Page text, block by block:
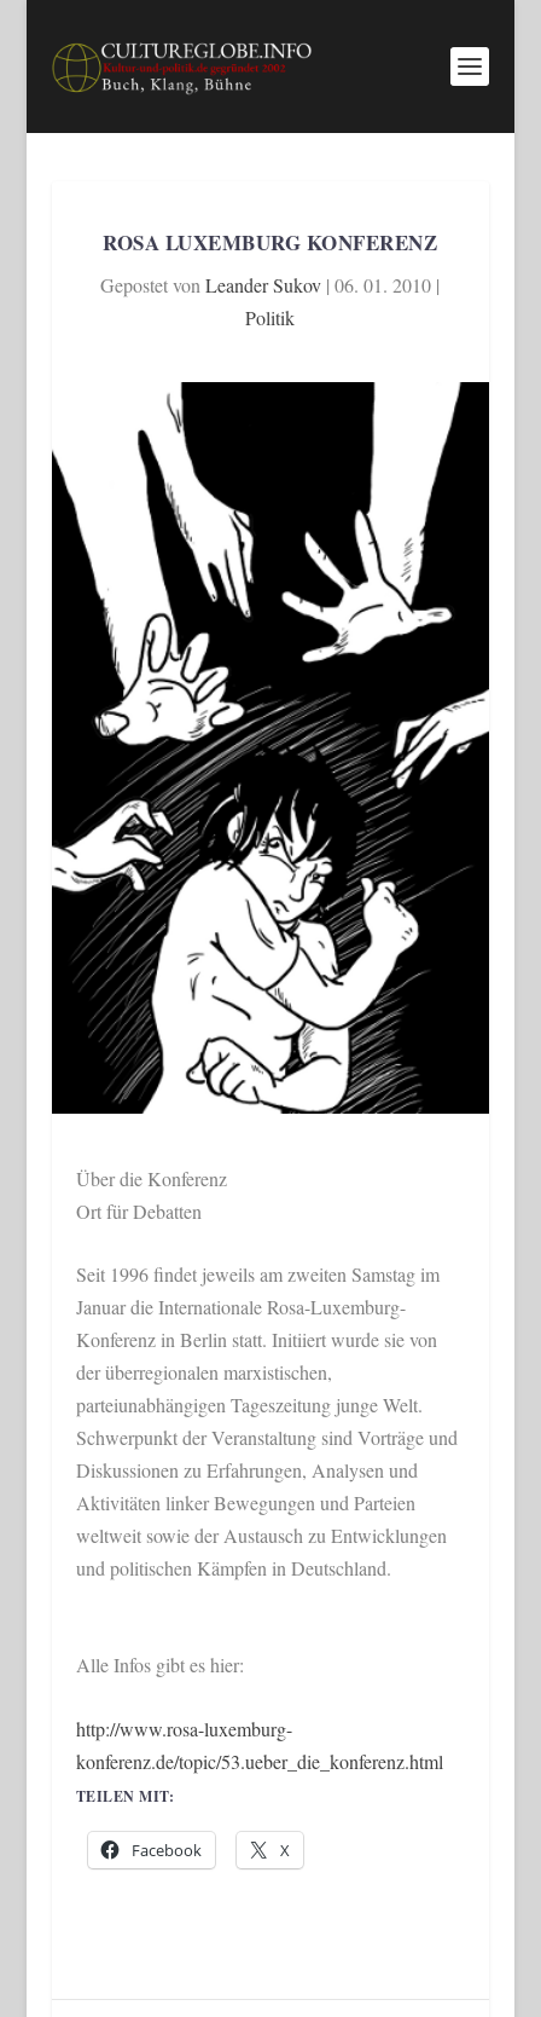
ROSA LUXEMBURG KONFERENZ
Gepostet vonLeander Sukov |06. 01. 2010 |
Politik
Über die Konferenz
Ort für Debatten
Seit 1996 findet jeweils am zweiten Samstag im
Januar die Internationale Rosa-Luxemburg-
Konferenz in Berlin statt. Initiiert wurde sie von
der überregionalen marxistischen,
parteiunabhängigen Tageszeitung junge Welt.
Schwerpunkt der Veranstaltung sind Vorträge und
Diskussionen zu Erfahrungen, Analysen und
Aktivitäten linker Bewegungen und Parteien
weltweit sowie der Austausch zu Entwicklungen
und politischen Kämpfen in Deutschland.
Alle Infos gibt es hier:
http://www.rosa-luxemburg-
konferenz.de/topic/53.ueber_die_konferenz.html
TEILEN MIT:
Facebook X